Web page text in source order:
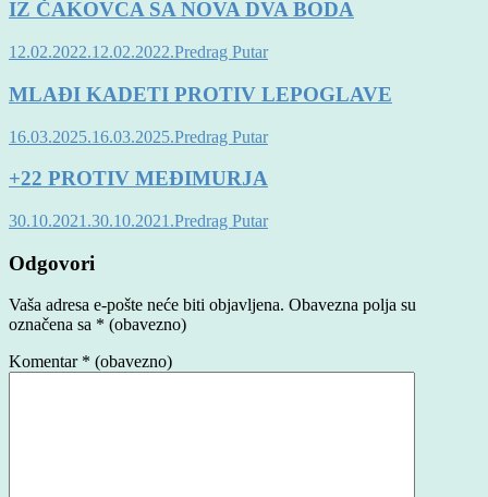
IZ ČAKOVCA SA NOVA DVA BODA
12.02.2022.12.02.2022.Predrag Putar
MLAĐI KADETI PROTIV LEPOGLAVE
16.03.2025.16.03.2025.Predrag Putar
+22 PROTIV MEĐIMURJA
30.10.2021.30.10.2021.Predrag Putar
Odgovori
Vaša adresa e-pošte neće biti objavljena. Obavezna polja su
označena sa * (obavezno)
Komentar * (obavezno)